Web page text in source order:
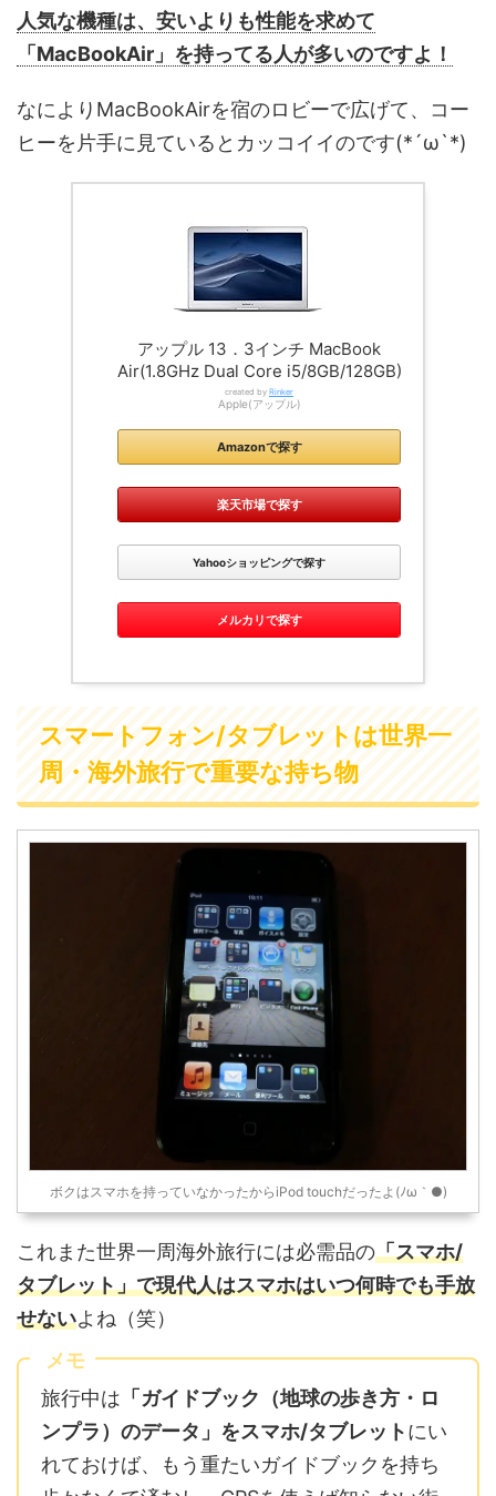
人気な機種は、安いよりも性能を求めて
「MacBookAir」を持ってる人が多いのですよ！
なによりMacBookAirを宿のロビーで広げて、コー
ヒーを片手に見ているとカッコイイのです(*´ω`*)
アップル 13．3インチ MacBook
Air(1.8GHz Dual Core i5/8GB/128GB)
created by Rinker
Apple(アップル)
Amazonで探す
楽天市場で探す
Yahooショッピングで探す
メルカリで探す
スマートフォン/タブレットは世界一
周・海外旅行で重要な持ち物
ボクはスマホを持っていなかったからiPod touchだったよ(ﾉω｀●)
これまた世界一周海外旅行には必需品の「スマホ/
タブレット」で現代人はスマホはいつ何時でも手放
せないよね（笑）
メモ
旅行中は 「ガイドブック（地球の歩き方・ロ
ンプラ）のデータ」をスマホ/タブレットにい
れておけば、もう重たいガイドブックを持ち